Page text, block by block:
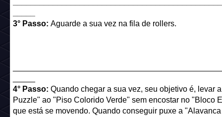
3° Passo: Aguarde a sua vez na fila de rollers.
4° Passo: Quando chegar a sua vez, seu objetivo é, levar
Puzzle" ao "Piso Colorido Verde" sem encostar no "Bloco
que está se movendo. Quando conseguir puxe a